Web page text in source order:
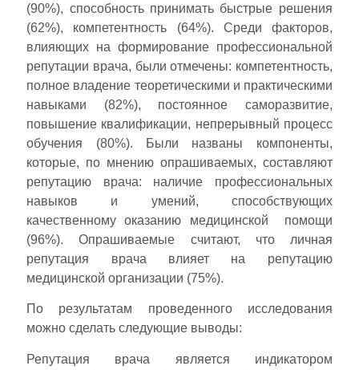
(90%), способность принимать быстрые решения
(62%), компетентность (64%). Среди факторов,
влияющих на формирование профессиональной
репутации врача, были отмечены: компетентность,
полное владение теоретическими и практическими
навыками (82%), постоянное саморазвитие,
повышение квалификации, непрерывный процесс
обучения (80%). Были названы компоненты,
которые, по мнению опрашиваемых, составляют
репутацию врача: наличие профессиональных
навыков и умений, способствующих
качественному оказанию медицинской помощи
(96%). Опрашиваемые считают, что личная
репутация врача влияет на репутацию
медицинской организации (75%).
По результатам проведенного исследования
можно сделать следующие выводы:
Репутация врача является индикатором